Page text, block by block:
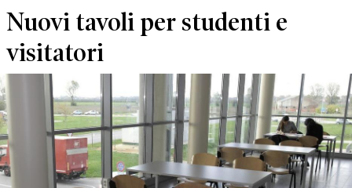
Nuovi tavoli per studenti e
visitatori